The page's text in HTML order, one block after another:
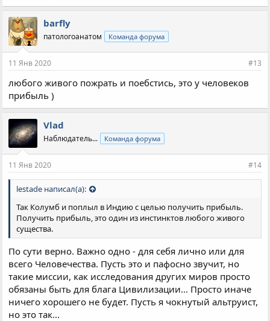
barfly
патологоанатом Команда форума
11 Янв 2020 #13
любого живого пожрать и поебстись, это у человеков
прибыль )
Vlad
Наблюдатель... Команда форума
11 Янв 2020 #14
lestade написал(а):
Так Колумб и поплыл в Индию с целью получить прибыль.
Получить прибыль, это один из инстинктов любого живого
существа.
По сути верно. Важно одно - для себя лично или для
всего Человечества. Пусть это и пафосно звучит, но
такие миссии, как исследования других миров просто
обязаны быть для блага Цивилизации... Просто иначе
ничего хорошего не будет. Пусть я чокнутый альтруист,
но это так...